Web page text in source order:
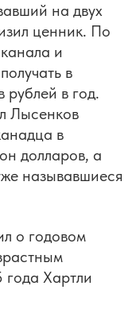
на двух
ценник. По
и
в
рублей в год.
Лысенков
в
долларов, а
называвшиеся
о годовом
Хартли